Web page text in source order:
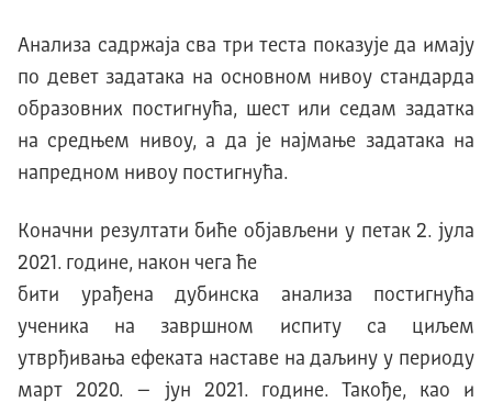
Анализа садржаја сва три теста показује да имају
по девет задатака на основном нивоу стандарда
образовних постигнућа, шест или седам задатка
на средњем нивоу, а да је најмање задатака на
напредном нивоу постигнућа.
Коначни резултати биће објављени у петак 2. јула
2021. године, након чега ће
бити урађена дубинска анализа постигнућа
ученика на завршном испиту са циљем
утврђивања ефеката наставе на даљину у периоду
март 2020. – јун 2021. године. Такође, као и